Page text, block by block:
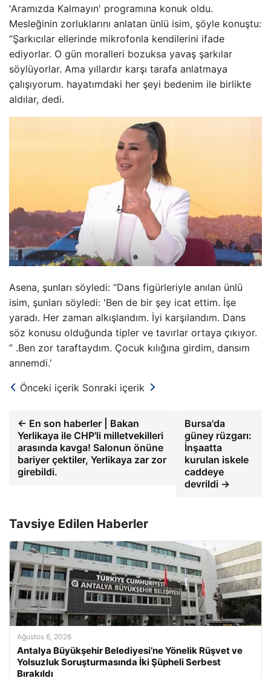
'Aramızda Kalmayın' programına konuk oldu.
Mesleğinin zorluklarını anlatan ünlü isim, şöyle konuştu:
“Şarkıcılar ellerinde mikrofonla kendilerini ifade
ediyorlar. O gün moralleri bozuksa yavaş şarkılar
söylüyorlar. Ama yıllardır karşı tarafa anlatmaya
çalışıyorum. hayatımdaki her şeyi bedenim ile birlikte
aldılar, dedi.
Asena, şunları söyledi: “Dans figürleriyle anılan ünlü
isim, şunları söyledi: 'Ben de bir şey icat ettim. İşe
yaradı. Her zaman alkışlandım. İyi karşılandım. Dans
söz konusu olduğunda tipler ve tavırlar ortaya çıkıyor.
” .Ben zor taraftaydım. Çocuk kılığına girdim, dansım
annemdi.'
Önceki içerik Sonraki içerik
← En son haberler | Bakan
Yerlikaya ile CHP'li milletvekilleri
arasında kavga! Salonun önüne
bariyer çektiler, Yerlikaya zar zor
girebildi.
Bursa'da
güney rüzgarı:
İnşaatta
kurulan iskele
caddeye
devrildi →
Tavsiye Edilen Haberler
Ağustos 6, 2026
Antalya Büyükşehir Belediyesi’ne Yönelik Rüşvet ve
Yolsuzluk Soruşturmasında İki Şüpheli Serbest
Bırakıldı